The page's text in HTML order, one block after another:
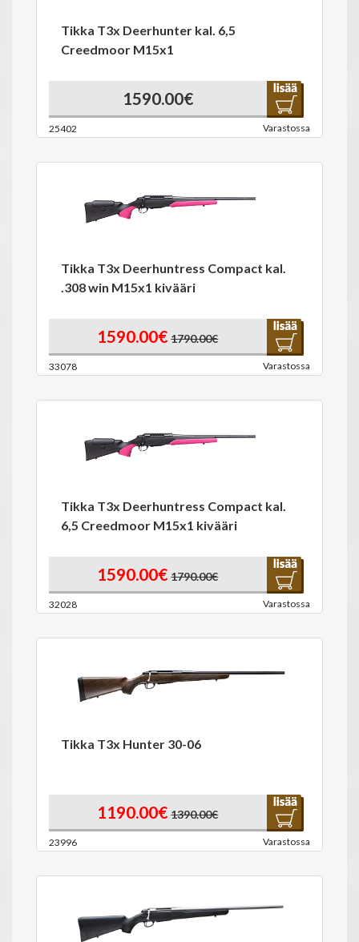
Tikka T3x Deerhunter kal. 6,5
Creedmoor M15x1
1590.00€
25402 Varastossa
Tikka T3x Deerhuntress Compact kal.
.308 win M15x1 kivääri
1590.00€ 1790.00€
33078 Varastossa
Tikka T3x Deerhuntress Compact kal.
6,5 Creedmoor M15x1 kivääri
1590.00€ 1790.00€
32028 Varastossa
Tikka T3x Hunter 30-06
1190.00€ 1390.00€
23996 Varastossa